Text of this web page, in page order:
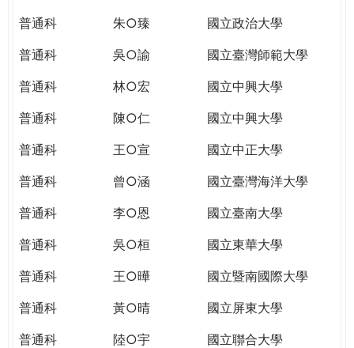
民。
TODAY
WORLD
TOMORROW
YOU
THE
PATH
普通科
朱○臻
國立政治大學
普通科
吳○諭
國立臺灣師範大學
普通科
林○宏
國立中興大學
普通科
陳○仁
國立中興大學
普通科
王○宣
國立中正大學
普通科
曾○涵
國立臺灣海洋大學
普通科
李○恩
國立臺南大學
普通科
吳○桓
國立東華大學
普通科
王○曄
國立暨南國際大學
普通科
黃○晴
國立屏東大學
普通科
陸○宇
國立聯合大學